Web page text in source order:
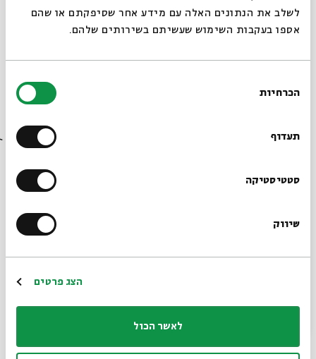
לשלב את הנתונים האלה עם מידע אחר שסיפקתם או שהם
אספו בעקבות השימוש שעשיתם בשירותים שלהם.
הסכמה
הכרחיות
תעדוף
סטטיסטיקה
שיווק
הצג פרטים
לאשר הכול
פסט' הפיוט - פיוט וישראליות
10.09
פסט' הפיוט - שירה חדשה